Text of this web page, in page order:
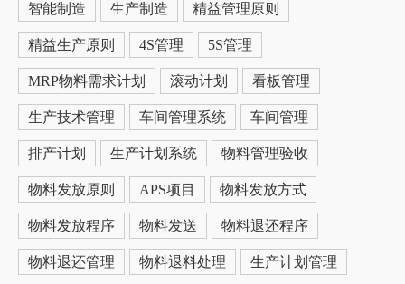
智能制造 生产制造 精益管理原则
精益生产原则 4S管理 5S管理
MRP物料需求计划 滚动计划 看板管理
生产技术管理 车间管理系统 车间管理
排产计划 生产计划系统 物料管理验收
物料发放原则 APS项目 物料发放方式
物料发放程序 物料发送 物料退还程序
物料退还管理 物料退料处理 生产计划管理